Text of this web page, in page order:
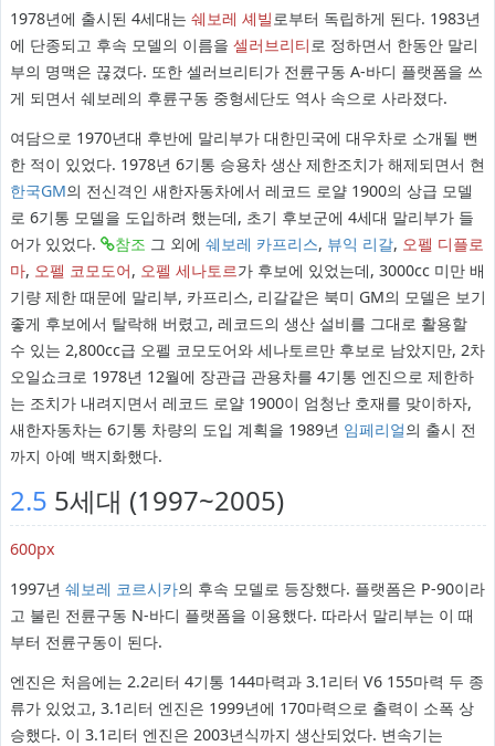
1978년에 출시된 4세대는 쉐보레 셰빌로부터 독립하게 된다. 1983년
에 단종되고 후속 모델의 이름을 셀러브리티로 정하면서 한동안 말리
부의 명맥은 끊겼다. 또한 셀러브리티가 전륜구동 A-바디 플랫폼을 쓰
게 되면서 쉐보레의 후륜구동 중형세단도 역사 속으로 사라졌다.
여담으로 1970년대 후반에 말리부가 대한민국에 대우차로 소개될 뻔
한 적이 있었다. 1978년 6기통 승용차 생산 제한조치가 해제되면서 현
한국GM의 전신격인 새한자동차에서 레코드 로얄 1900의 상급 모델
로 6기통 모델을 도입하려 했는데, 초기 후보군에 4세대 말리부가 들
어가 있었다.
참조 그 외에 쉐보레 카프리스, 뷰익 리갈, 오펠 디플로
마, 오펠 코모도어, 오펠 세나토르가 후보에 있었는데, 3000cc 미만 배
기량 제한 때문에 말리부, 카프리스, 리갈같은 북미 GM의 모델은 보기
좋게 후보에서 탈락해 버렸고, 레코드의 생산 설비를 그대로 활용할
수 있는 2,800cc급 오펠 코모도어와 세나토르만 후보로 남았지만, 2차
오일쇼크로 1978년 12월에 장관급 관용차를 4기통 엔진으로 제한하
는 조치가 내려지면서 레코드 로얄 1900이 엄청난 호재를 맞이하자,
새한자동차는 6기통 차량의 도입 계획을 1989년 임페리얼의 출시 전
까지 아예 백지화했다.
2.5 5세대 (1997~2005)
600px
1997년 쉐보레 코르시카의 후속 모델로 등장했다. 플랫폼은 P-90이라
고 불린 전륜구동 N-바디 플랫폼을 이용했다. 따라서 말리부는 이 때
부터 전륜구동이 된다.
엔진은 처음에는 2.2리터 4기통 144마력과 3.1리터 V6 155마력 두 종
류가 있었고, 3.1리터 엔진은 1999년에 170마력으로 출력이 소폭 상
승했다. 이 3.1리터 엔진은 2003년식까지 생산되었다. 변속기는